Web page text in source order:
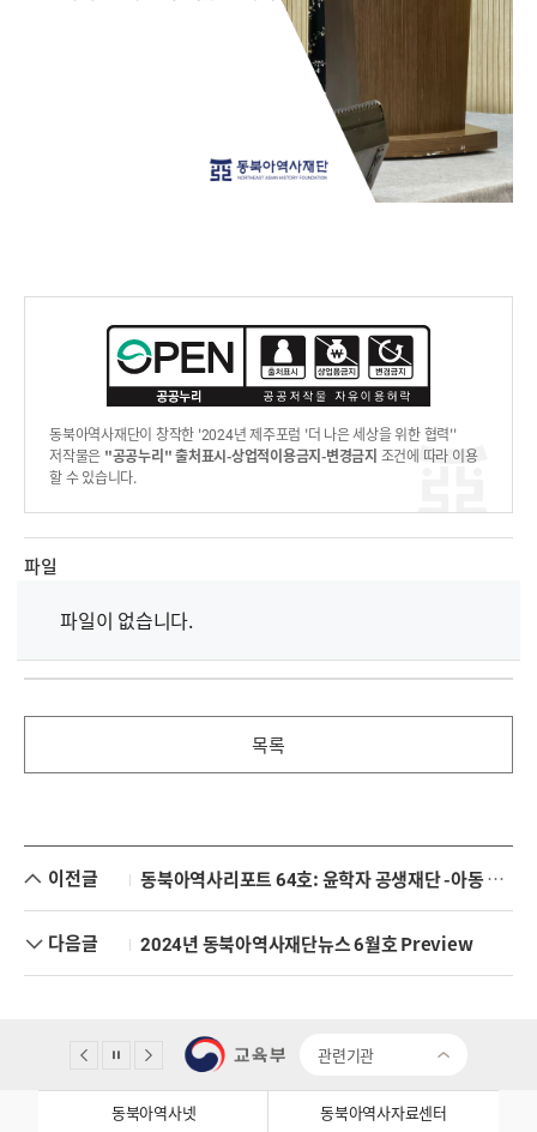
동북아역사재단이 창작한 '2024년 제주포럼 '더 나은 세상을 위한 협력''
저작물은 "공공누리"출처표시-상업적이용금지-변경금지 조건에 따라 이용
할 수 있습니다.
파일
파일이 없습니다.
목록
이전글 동북아역사리포트 64호: 윤학자 공생재단 -아동 보호와 한일 공생의 95년
다음글 2024년 동북아역사재단뉴스 6월호 Preview
관련기관
동북아역사넷 동북아역사자료센터